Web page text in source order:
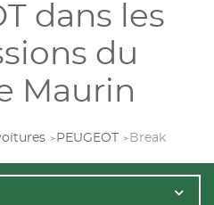
dans les
du
Maurin
PEUGEOT Break